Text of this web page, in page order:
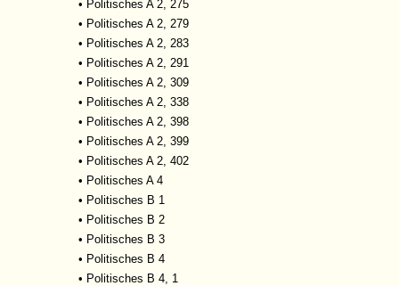
• Politisches A 2, 275
• Politisches A 2, 279
• Politisches A 2, 283
• Politisches A 2, 291
• Politisches A 2, 309
• Politisches A 2, 338
• Politisches A 2, 398
• Politisches A 2, 399
• Politisches A 2, 402
• Politisches A 4
• Politisches B 1
• Politisches B 2
• Politisches B 3
• Politisches B 4
• Politisches B 4, 1